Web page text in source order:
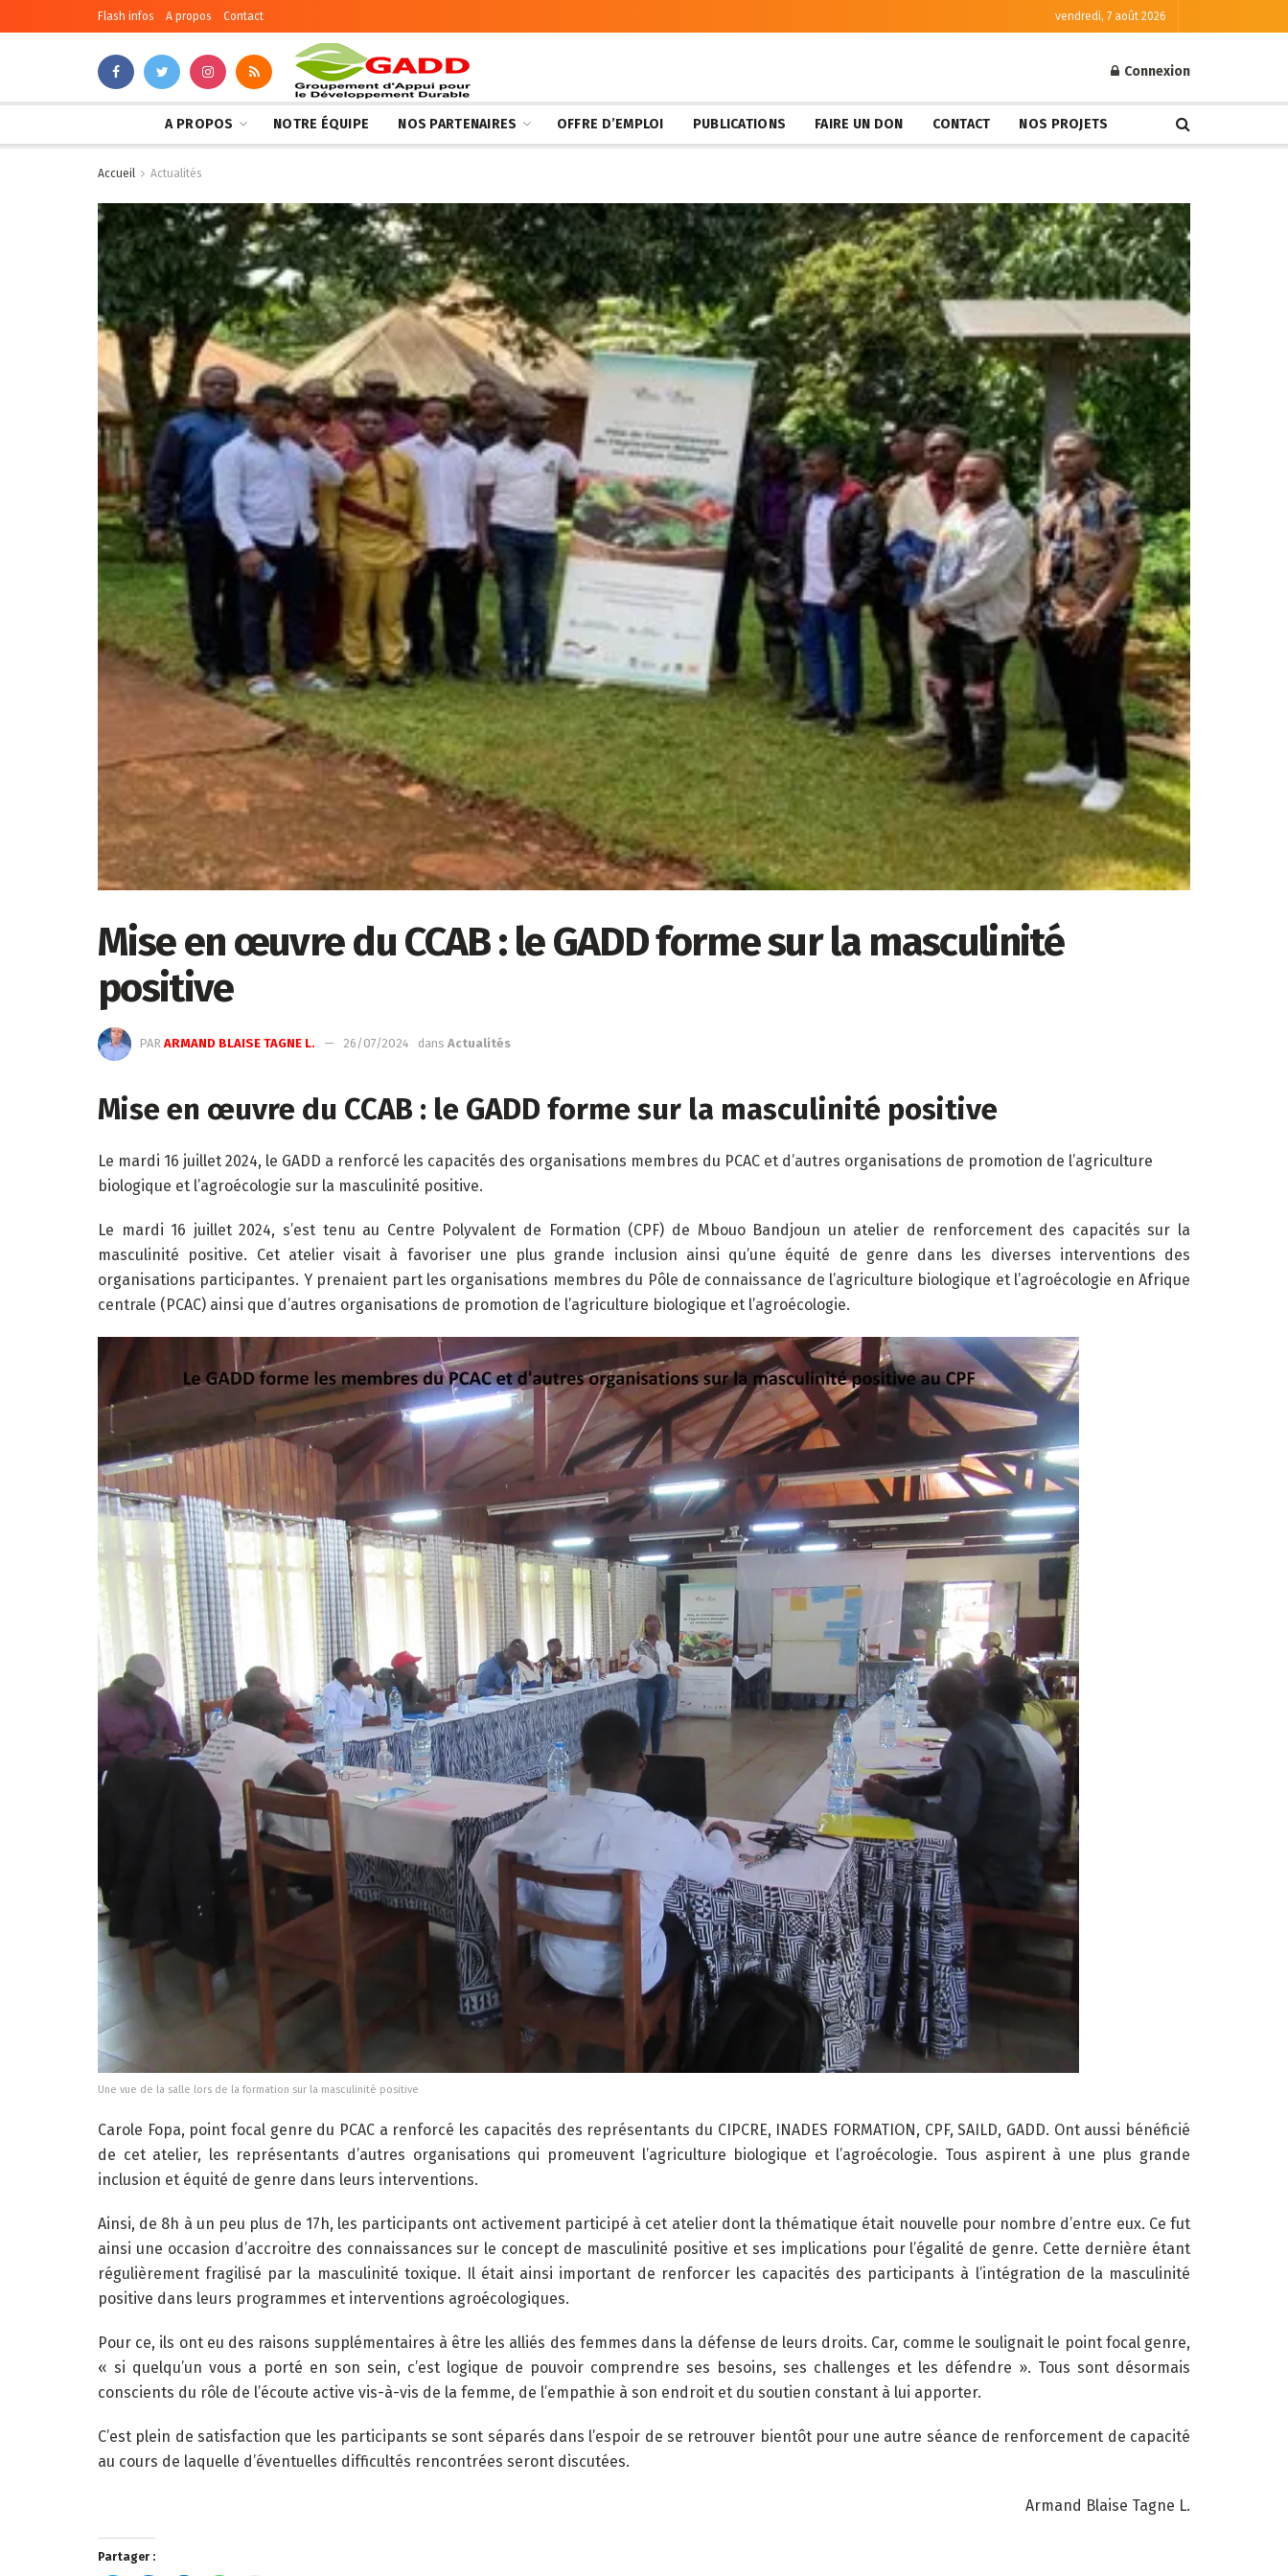
Flash infos A propos Contact vendredi, 7 août 2026
Connexion
A PROPOS NOTRE ÉQUIPE NOS PARTENAIRES OFFRE D’EMPLOI PUBLICATIONS FAIRE UN DON CONTACT NOS PROJETS
Accueil Actualités
Mise en œuvre du CCAB : le GADD forme sur la masculinité
positive
PAR ARMAND BLAISE TAGNE L. 26/07/2024 dans Actualités
Mise en œuvre du CCAB : le GADD forme sur la masculinité positive
Le mardi 16 juillet 2024, le GADD a renforcé les capacités des organisations membres du PCAC et d’autres organisations de promotion de l’agriculture
biologique et l’agroécologie sur la masculinité positive.
Le mardi 16 juillet 2024, s’est tenu au Centre Polyvalent de Formation (CPF) de Mbouo Bandjoun un atelier de renforcement des capacités sur la
masculinité positive. Cet atelier visait à favoriser une plus grande inclusion ainsi qu’une équité de genre dans les diverses interventions des
organisations participantes. Y prenaient part les organisations membres du Pôle de connaissance de l’agriculture biologique et l’agroécologie en Afrique
centrale (PCAC) ainsi que d’autres organisations de promotion de l’agriculture biologique et l’agroécologie.
Une vue de la salle lors de la formation sur la masculinité positive
Carole Fopa, point focal genre du PCAC a renforcé les capacités des représentants du CIPCRE, INADES FORMATION, CPF, SAILD, GADD. Ont aussi bénéficié
de cet atelier, les représentants d’autres organisations qui promeuvent l’agriculture biologique et l’agroécologie. Tous aspirent à une plus grande
inclusion et équité de genre dans leurs interventions.
Ainsi, de 8h à un peu plus de 17h, les participants ont activement participé à cet atelier dont la thématique était nouvelle pour nombre d’entre eux. Ce fut
ainsi une occasion d’accroitre des connaissances sur le concept de masculinité positive et ses implications pour l’égalité de genre. Cette dernière étant
régulièrement fragilisé par la masculinité toxique. Il était ainsi important de renforcer les capacités des participants à l’intégration de la masculinité
positive dans leurs programmes et interventions agroécologiques.
Pour ce, ils ont eu des raisons supplémentaires à être les alliés des femmes dans la défense de leurs droits. Car, comme le soulignait le point focal genre,
« si quelqu’un vous a porté en son sein, c’est logique de pouvoir comprendre ses besoins, ses challenges et les défendre ». Tous sont désormais
conscients du rôle de l’écoute active vis-à-vis de la femme, de l’empathie à son endroit et du soutien constant à lui apporter.
C’est plein de satisfaction que les participants se sont séparés dans l’espoir de se retrouver bientôt pour une autre séance de renforcement de capacité
au cours de laquelle d’éventuelles difficultés rencontrées seront discutées.
Armand Blaise Tagne L.
Partager :